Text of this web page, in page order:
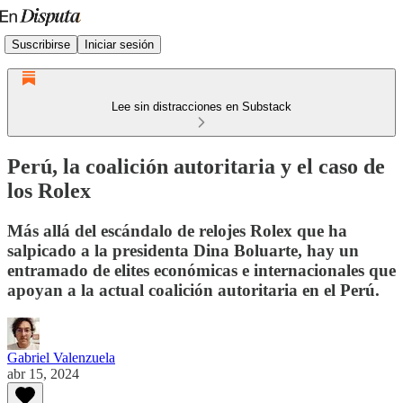
Suscribirse Iniciar sesión
Lee sin distracciones en Substack
Perú, la coalición autoritaria y el caso de
los Rolex
Más allá del escándalo de relojes Rolex que ha
salpicado a la presidenta Dina Boluarte, hay un
entramado de elites económicas e internacionales que
apoyan a la actual coalición autoritaria en el Perú.
Gabriel Valenzuela
abr 15, 2024